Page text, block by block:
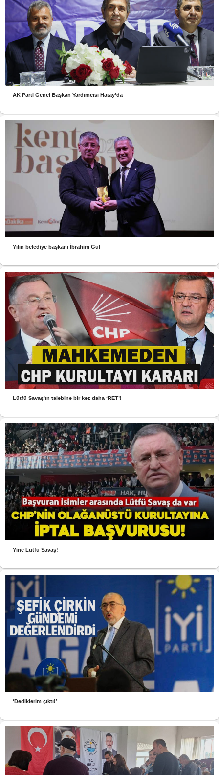
AK Parti Genel Başkan Yardımcısı Hatay’da
Yılın belediye başkanı İbrahim Gül
Lütfü Savaş’ın talebine bir kez daha ‘RET’!
Yine Lütfü Savaş!
‘Dediklerim çıktı!’